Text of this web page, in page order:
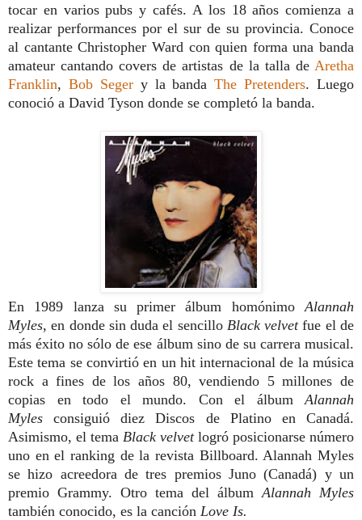
tocar en varios pubs y cafés. A los 18 años comienza a
realizar performances por el sur de su provincia. Conoce
al cantante Christopher Ward con quien forma una banda
amateur cantando covers de artistas de la talla de Aretha
Franklin, Bob Segery la bandaThe Pretenders. Luego
conoció a David Tyson donde se completó la banda.
En 1989 lanza su primer álbum homónimo Alannah
Myles, en donde sin duda el sencillo Black velvetfue el de
más éxito no sólo de ese álbum sino de su carrera musical.
Este tema se convirtió en un hit internacional de la música
rock a fines de los años 80, vendiendo 5 millones de
copias en todo el mundo. Con el álbum Alannah
Mylesconsiguió diez Discos de Platino en Canadá.
Asimismo, el tema Black velvetlogró posicionarse número
uno en el ranking de la revista Billboard. Alannah Myles
se hizo acreedora de tres premios Juno (Canadá) y un
premio Grammy. Otro tema del álbum Alannah Myles
también conocido, es la canción Love Is.